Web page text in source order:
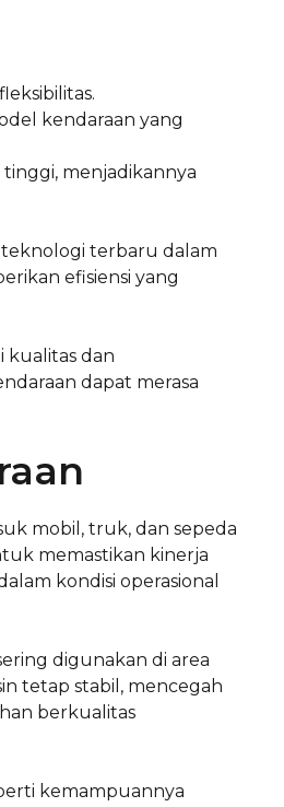
kendaraan yang
menjadikannya
terbaru dalam
efisiensi yang
kualitas dan
dapat merasa
mobil, truk, dan sepeda
memastikan kinerja
kondisi operasional
digunakan di area
tetap stabil, mencegah
berkualitas
kemampuannya